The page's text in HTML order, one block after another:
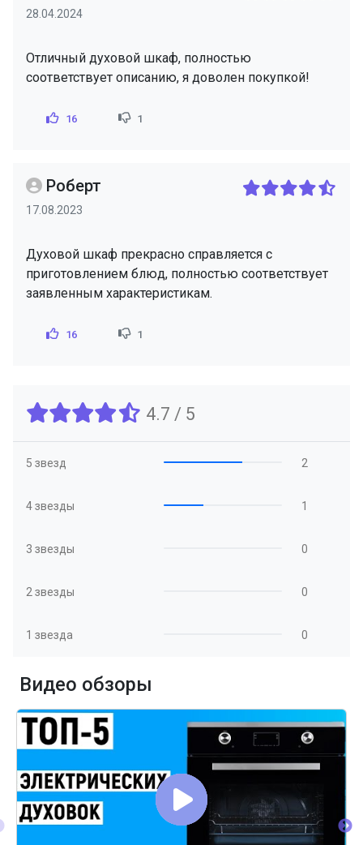
28.04.2024
Отличный духовой шкаф, полностью
соответствует описанию, я доволен покупкой!
16 1
Роберт
17.08.2023
Духовой шкаф прекрасно справляется с
приготовлением блюд, полностью соответствует
заявленным характеристикам.
16 1
4.7 / 5
5 звезд 2
4 звезды 1
3 звезды 0
2 звезды 0
1 звезда 0
Видео обзоры